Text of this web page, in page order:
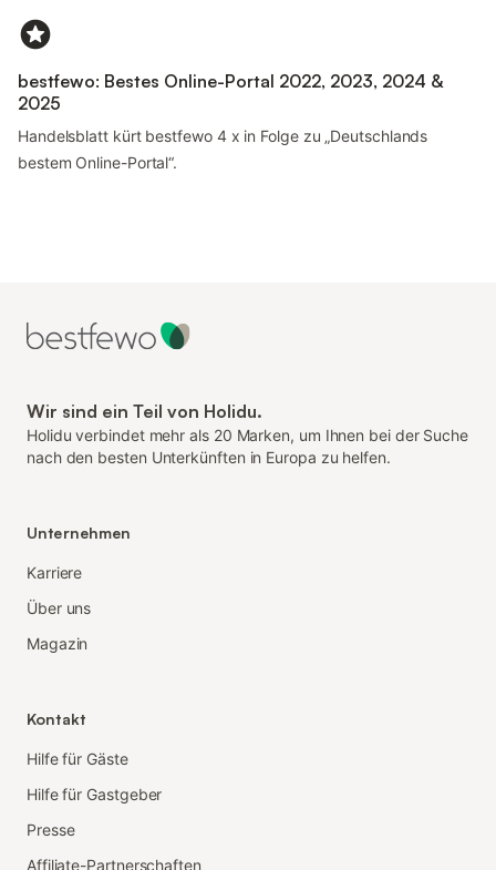
bestfewo: Bestes Online-Portal 2022, 2023, 2024 &
2025
Handelsblatt kürt bestfewo 4 x in Folge zu „Deutschlands
bestem Online-Portal“.
Wir sind ein Teil von Holidu.
Holidu verbindet mehr als 20 Marken, um Ihnen bei der Suche
nach den besten Unterkünften in Europa zu helfen.
Unternehmen
Karriere
Über uns
Magazin
Kontakt
Hilfe für Gäste
Hilfe für Gastgeber
Presse
Affiliate-Partnerschaften